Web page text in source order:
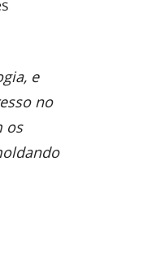
e
no
os